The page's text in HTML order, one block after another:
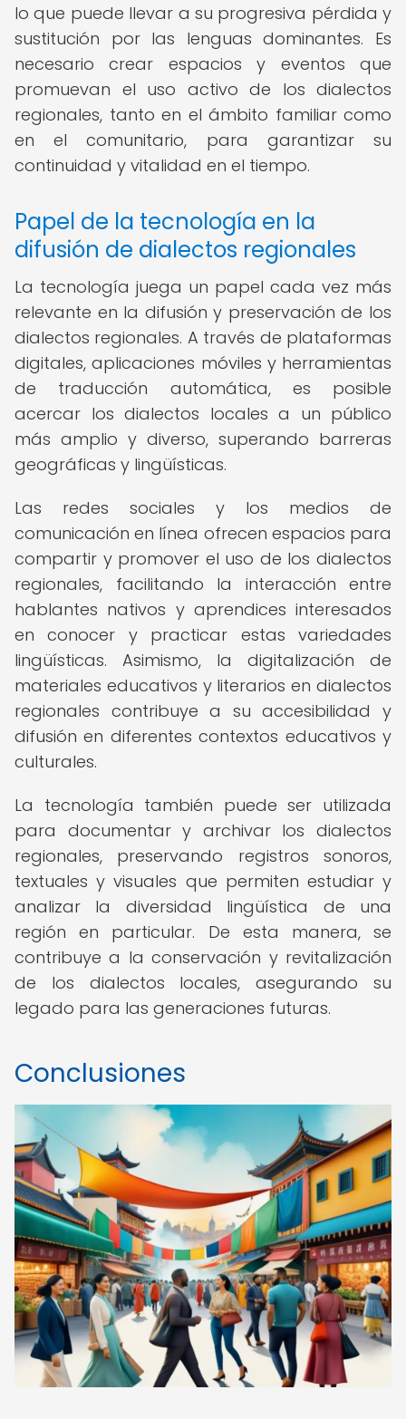
lo que puede llevar a su progresiva pérdida y
sustitución por las lenguas dominantes. Es
necesario crear espacios y eventos que
promuevan el uso activo de los dialectos
regionales, tanto en el ámbito familiar como
en el comunitario, para garantizar su
continuidad y vitalidad en el tiempo.
Papel de la tecnología en la
difusión de dialectos regionales
La tecnología juega un papel cada vez más
relevante en la difusión y preservación de los
dialectos regionales. A través de plataformas
digitales, aplicaciones móviles y herramientas
de traducción automática, es posible
acercar los dialectos locales a un público
más amplio y diverso, superando barreras
geográficas y lingüísticas.
Las redes sociales y los medios de
comunicación en línea ofrecen espacios para
compartir y promover el uso de los dialectos
regionales, facilitando la interacción entre
hablantes nativos y aprendices interesados
en conocer y practicar estas variedades
lingüísticas. Asimismo, la digitalización de
materiales educativos y literarios en dialectos
regionales contribuye a su accesibilidad y
difusión en diferentes contextos educativos y
culturales.
La tecnología también puede ser utilizada
para documentar y archivar los dialectos
regionales, preservando registros sonoros,
textuales y visuales que permiten estudiar y
analizar la diversidad lingüística de una
región en particular. De esta manera, se
contribuye a la conservación y revitalización
de los dialectos locales, asegurando su
legado para las generaciones futuras.
Conclusiones